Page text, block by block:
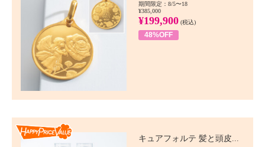
期間限定：8/5〜18
¥385,000
¥199,900 (税込)
48%OFF
キュアフォルテ 髪と頭皮...